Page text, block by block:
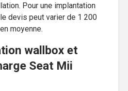
Pour une implantation
devis peut varier de 1 200
moyenne.
wallbox et
Seat Mii